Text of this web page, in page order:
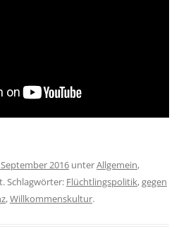
2016 unterAllgemein,
Schlagwörter: Flüchtlingspolitik,gegen
,Willkommenskultur.